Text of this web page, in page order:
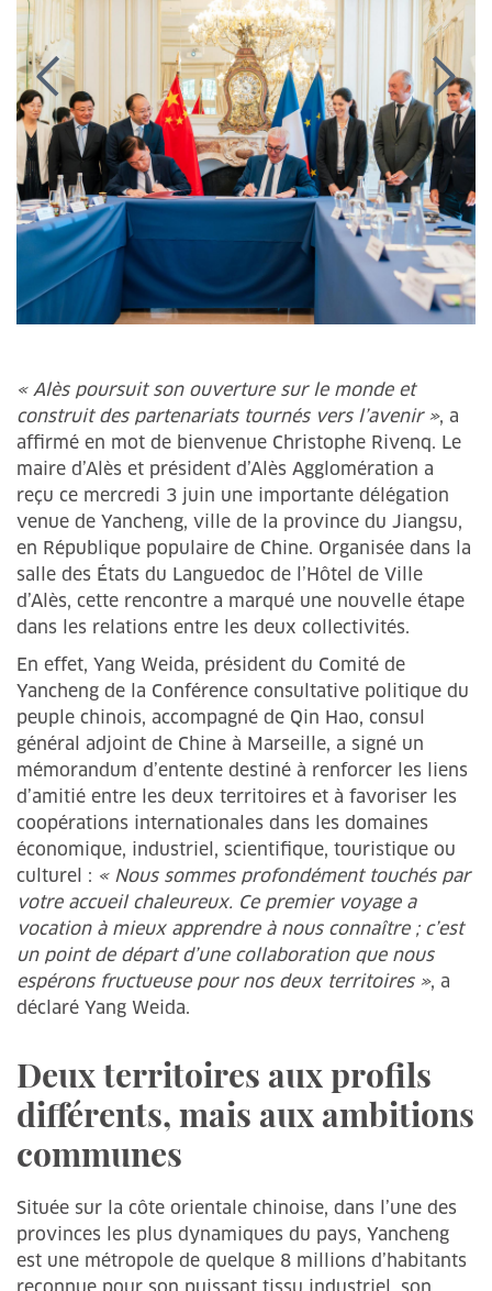
« Alès poursuit son ouverture sur le monde et
construit des partenariats tournés vers l’avenir », a
affirmé en mot de bienvenue Christophe Rivenq. Le
maire d’Alès et président d’Alès Agglomération a
reçu ce mercredi 3 juin une importante délégation
venue de Yancheng, ville de la province du Jiangsu,
en République populaire de Chine. Organisée dans la
salle des États du Languedoc de l’Hôtel de Ville
d’Alès, cette rencontre a marqué une nouvelle étape
dans les relations entre les deux collectivités.
En effet, Yang Weida, président du Comité de
Yancheng de la Conférence consultative politique du
peuple chinois, accompagné de Qin Hao, consul
général adjoint de Chine à Marseille, a signé un
mémorandum d’entente destiné à renforcer les liens
d’amitié entre les deux territoires et à favoriser les
coopérations internationales dans les domaines
économique, industriel, scientifique, touristique ou
culturel : « Nous sommes profondément touchés par
votre accueil chaleureux. Ce premier voyage a
vocation à mieux apprendre à nous connaître ; c’est
un point de départ d’une collaboration que nous
espérons fructueuse pour nos deux territoires », a
déclaré Yang Weida.
Deux territoires aux profils
différents, mais aux ambitions
communes
Située sur la côte orientale chinoise, dans l’une des
provinces les plus dynamiques du pays, Yancheng
est une métropole de quelque 8 millions d’habitants